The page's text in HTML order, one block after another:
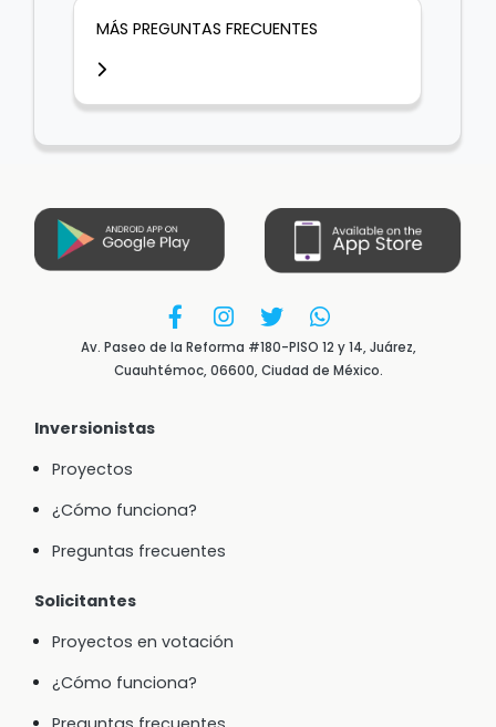
MÁS PREGUNTAS FRECUENTES
Av. Paseo de la Reforma #180-PISO 12 y 14, Juárez,
Cuauhtémoc, 06600, Ciudad de México.
Inversionistas
Proyectos
¿Cómo funciona?
Preguntas frecuentes
Solicitantes
Proyectos en votación
¿Cómo funciona?